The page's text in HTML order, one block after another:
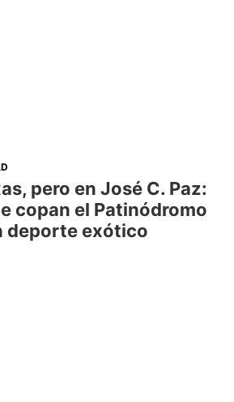
pero en José C. Paz:
copan el Patinódromo
deporte exótico